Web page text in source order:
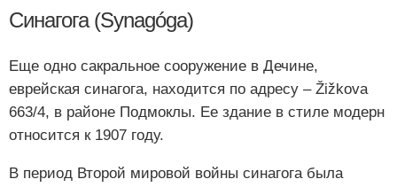
Синагога (Synagóga)
Еще одно сакральное сооружение в Дечине,
еврейская синагога, находится по адресу – Žižkova
663/4, в районе Подмоклы. Ее здание в стиле модерн
относится к 1907 году.
В период Второй мировой войны синагога была